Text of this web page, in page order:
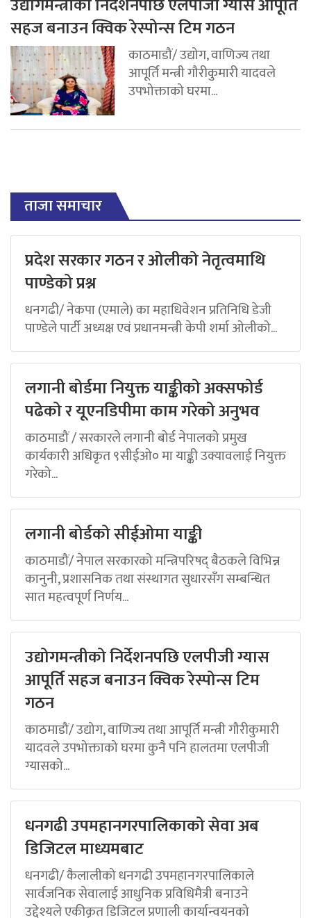
सहज बनाउन क्विक रेस्पोन्स टिम गठन
काठमाडौं/ उद्योग, वाणिज्य तथा
आपूर्ति मन्त्री गौरीकुमारी यादवले
उपभोक्ताको घरमा...
ताजा समाचार
प्रदेश सरकार गठन र ओलीको नेतृत्वमाथि
पाण्डेको प्रश्न
धनगढी/ नेकपा (एमाले) का महाधिवेशन प्रतिनिधि डेजी
पाण्डेले पार्टी अध्यक्ष एवं प्रधानमन्त्री केपी शर्मा ओलीको...
लगानी बोर्डमा नियुक्त याङ्कीको अक्सफोर्ड
पढेको र यूएनडिपीमा काम गरेको अनुभव
काठमाडौं / सरकारले लगानी बोर्ड नेपालको प्रमुख
कार्यकारी अधिकृत ९सीईओ० मा याङ्की उक्यावलाई नियुक्त
गरेको...
लगानी बोर्डको सीईओमा याङ्की
काठमाडौं/ नेपाल सरकारको मन्त्रिपरिषद् बैठकले विभिन्न
कानुनी, प्रशासनिक तथा संस्थागत सुधारसँग सम्बन्धित
सात महत्वपूर्ण निर्णय...
उद्योगमन्त्रीको निर्देशनपछि एलपीजी ग्यास
आपूर्ति सहज बनाउन क्विक रेस्पोन्स टिम
गठन
काठमाडौं/ उद्योग, वाणिज्य तथा आपूर्ति मन्त्री गौरीकुमारी
यादवले उपभोक्ताको घरमा कुनै पनि हालतमा एलपीजी
ग्यासको...
धनगढी उपमहानगरपालिकाको सेवा अब
डिजिटल माध्यमबाट
धनगढी/ कैलालीको धनगढी उपमहानगरपालिकाले
सार्वजनिक सेवालाई आधुनिक प्रविधिमैत्री बनाउने
उद्देश्यले एकीकृत डिजिटल प्रणाली कार्यान्वयनको